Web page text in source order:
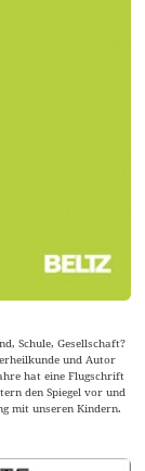
Schule, Gesellschaft?
und Autor
hat eine Flugschrift
den Spiegel vor und
mit unseren Kindern.